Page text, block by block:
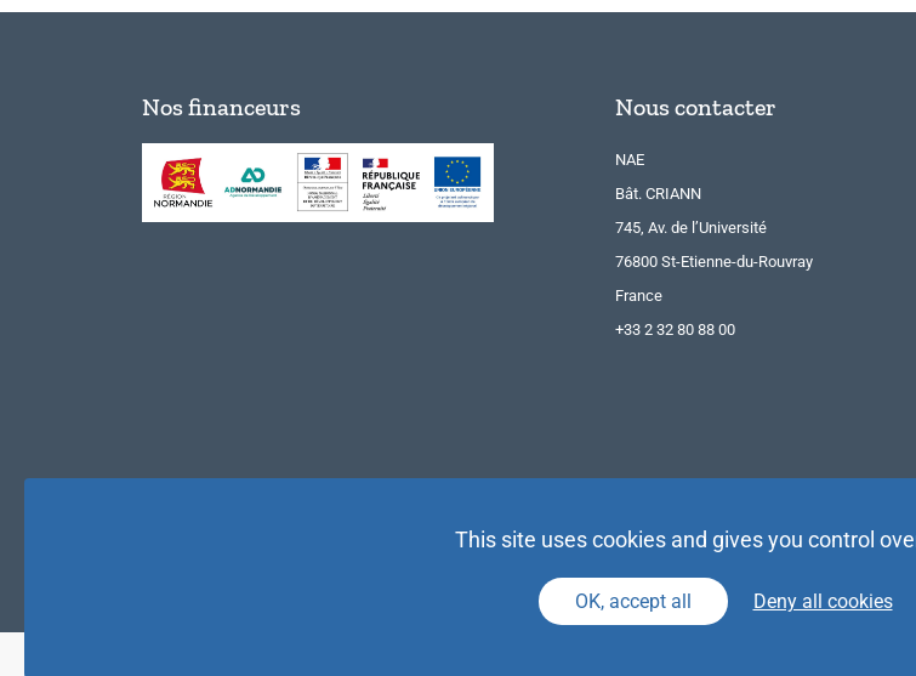
Nos financeurs Nous contacter
NAE
Bât. CRIANN
745, Av. de l’Université
76800 St-Etienne-du-Rouvray
France
+33 2 32 80 88 00
This site uses cookies and gives you control
OK, accept all Deny all cookies